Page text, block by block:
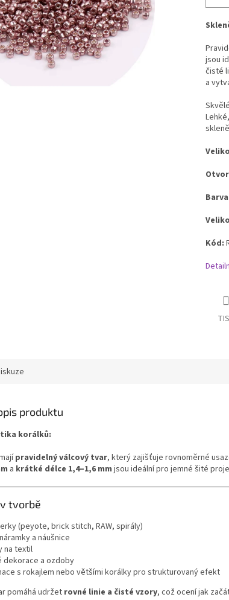
jsou
čisté
a
Kód:
produktu
korálků:
pravidelný válcový tvar, který zajišťuje rovnoměrné
a krátké délce 1,4–1,6 mm jsou ideální pro jemné šité
tvorbě
(peyote, brick stitch, RAW, spirály)
a náušnice
na textil
dekorace a ozdoby
s rokajlem nebo většími korálky pro strukturovaný efekt
pomáhá udržetrovné linie a čisté vzory, což ocení jak